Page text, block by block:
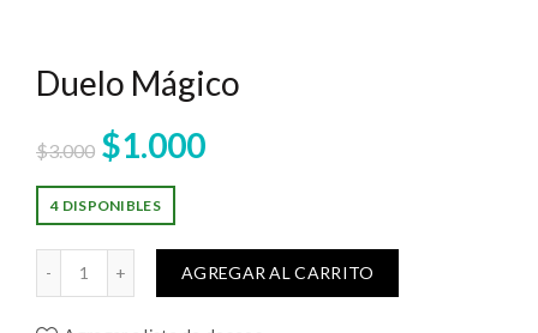
Duelo Mágico
$3.000 El
precio
original
era:
$1.000El
actual
es:
4 DISPONIBLES
AGREGAR AL CARRITO